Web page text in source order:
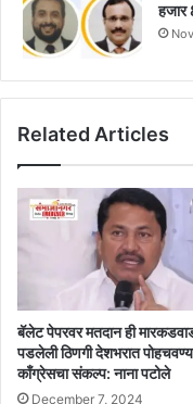
हजार
Related Articles
बॅलेट पेपरवर मतदान ही
पडलेली ठिणगी देशभरात
काँग्रेसचा संकल्प: नाना पटोले
December 7, 2024